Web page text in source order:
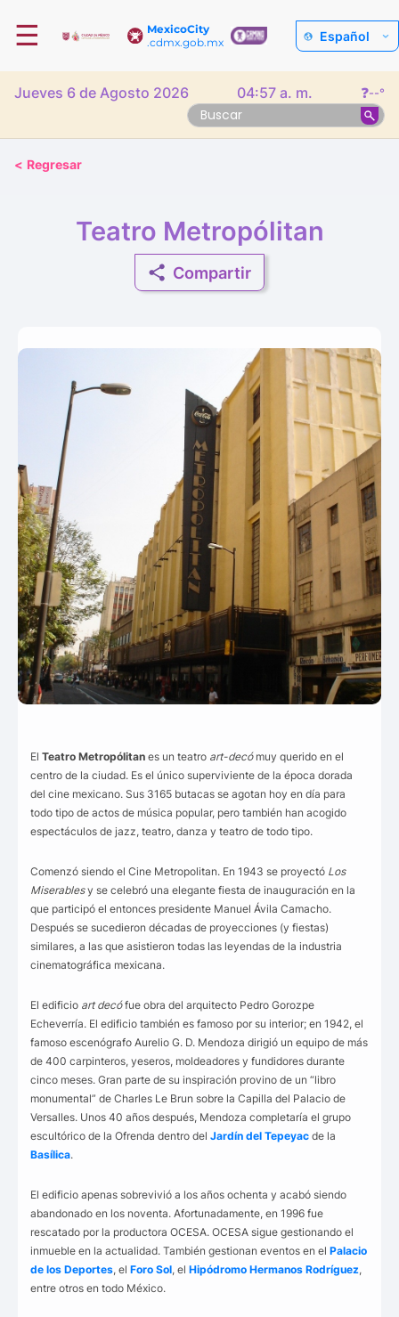
MexicoCity
.cdmx.gob.mx
☰ Español
Jueves 6 de Agosto 2026 04:57 a. m. ❓--°
< Regresar
Teatro Metropólitan
Compartir
El Teatro Metropólitan es un teatro art-decómuy querido en el
centro de la ciudad. Es el único superviviente de la época dorada
del cine mexicano. Sus 3165 butacas se agotan hoy en día para
todo tipo de actos de música popular, pero también han acogido
espectáculos de jazz, teatro, danza y teatro de todo tipo.
Comenzó siendo el Cine Metropolitan. En 1943 se proyectó Los
Miserablesy se celebró una elegante fiesta de inauguración en la
que participó el entonces presidente Manuel Ávila Camacho.
Después se sucedieron décadas de proyecciones (y fiestas)
similares, a las que asistieron todas las leyendas de la industria
cinematográfica mexicana.
El edificio art decófue obra del arquitecto Pedro Gorozpe
Echeverría. El edificio también es famoso por su interior; en 1942, el
famoso escenógrafo Aurelio G. D. Mendoza dirigió un equipo de más
de 400 carpinteros, yeseros, moldeadores y fundidores durante
cinco meses. Gran parte de su inspiración provino de un “libro
monumental” de Charles Le Brun sobre la Capilla del Palacio de
Versalles. Unos 40 años después, Mendoza completaría el grupo
escultórico de la Ofrenda dentro del Jardín del Tepeyac de la
Basílica.
El edificio apenas sobrevivió a los años ochenta y acabó siendo
abandonado en los noventa. Afortunadamente, en 1996 fue
rescatado por la productora OCESA. OCESA sigue gestionando el
inmueble en la actualidad. También gestionan eventos en el Palacio
de los Deportes, el Foro Sol, el Hipódromo Hermanos Rodríguez,
entre otros en todo México.